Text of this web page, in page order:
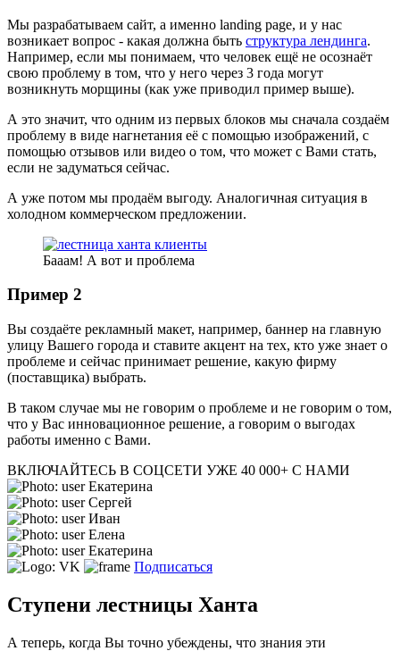
Мы разрабатываем сайт, а именно landing page, и у нас
возникает вопрос - какая должна быть структура лендинга.
Например, если мы понимаем, что человек ещё не осознаёт
свою проблему в том, что у него через 3 года могут
возникнуть морщины (как уже приводил пример выше).
А это значит, что одним из первых блоков мы сначала создаём
проблему в виде нагнетания её с помощью изображений, с
помощью отзывов или видео о том, что может с Вами стать,
если не задуматься сейчас.
А уже потом мы продаём выгоду. Аналогичная ситуация в
холодном коммерческом предложении.
Бааам! А вот и проблема
Пример 2
Вы создаёте рекламный макет, например, баннер на главную
улицу Вашего города и ставите акцент на тех, кто уже знает о
проблеме и сейчас принимает решение, какую фирму
(поставщика) выбрать.
В таком случае мы не говорим о проблеме и не говорим о том,
что у Вас инновационное решение, а говорим о выгодах
работы именно с Вами.
ВКЛЮЧАЙТЕСЬ В СОЦСЕТИ УЖЕ 40 000+ С НАМИ
Екатерина
Сергей
Иван
Елена
Екатерина
Подписаться
Ступени лестницы Ханта
А теперь, когда Вы точно убеждены, что знания эти